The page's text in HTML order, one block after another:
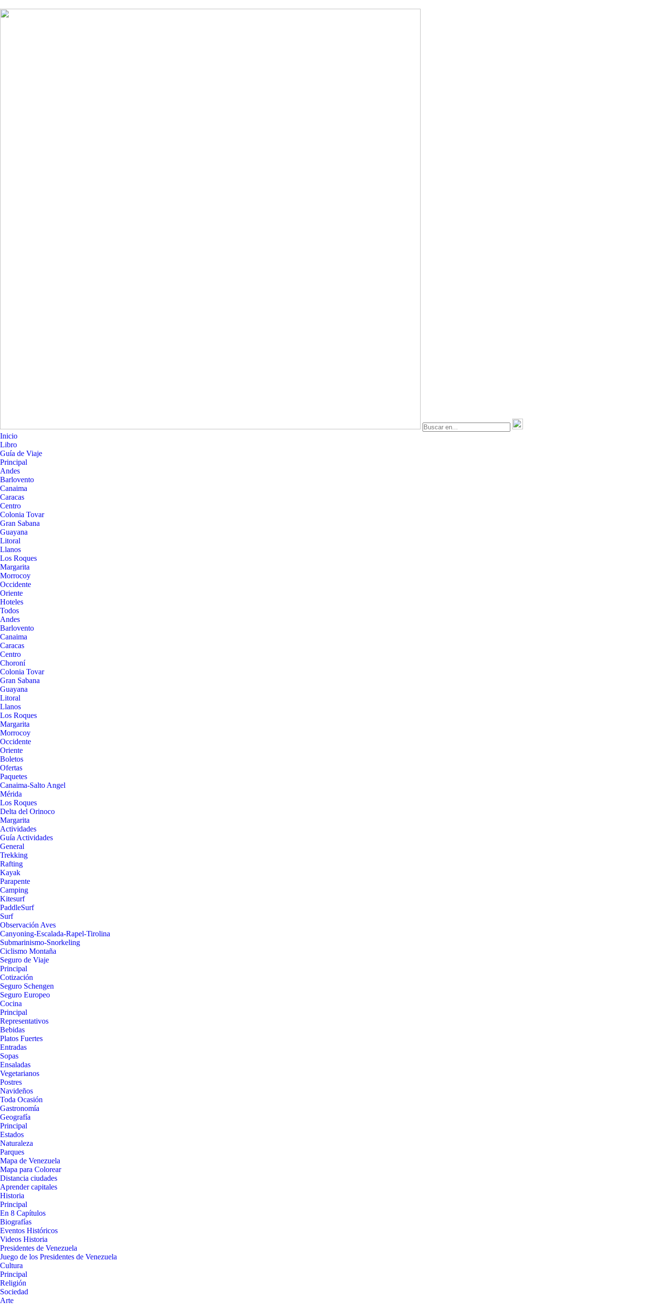
Inicio
Libro
Guía de Viaje
Principal
Andes
Barlovento
Canaima
Caracas
Centro
Colonia Tovar
Gran Sabana
Guayana
Litoral
Llanos
Los Roques
Margarita
Morrocoy
Occidente
Oriente
Hoteles
Todos
Andes
Barlovento
Canaima
Caracas
Centro
Choroní
Colonia Tovar
Gran Sabana
Guayana
Litoral
Llanos
Los Roques
Margarita
Morrocoy
Occidente
Oriente
Boletos
Ofertas
Paquetes
Canaima-Salto Angel
Mérida
Los Roques
Delta del Orinoco
Margarita
Actividades
Guía Actividades
General
Trekking
Rafting
Kayak
Parapente
Camping
Kitesurf
PaddleSurf
Surf
Observación Aves
Canyoning-Escalada-Rapel-Tirolina
Submarinismo-Snorkeling
Ciclismo Montaña
Seguro de Viaje
Principal
Cotización
Seguro Schengen
Seguro Europeo
Cocina
Principal
Representativos
Bebidas
Platos Fuertes
Entradas
Sopas
Ensaladas
Vegetarianos
Postres
Navideños
Toda Ocasión
Gastronomía
Geografía
Principal
Estados
Naturaleza
Parques
Mapa de Venezuela
Mapa para Colorear
Distancia ciudades
Aprender capitales
Historia
Principal
En 8 Capítulos
Biografías
Eventos Históricos
Videos Historia
Presidentes de Venezuela
Juego de los Presidentes de Venezuela
Cultura
Principal
Religión
Sociedad
Arte